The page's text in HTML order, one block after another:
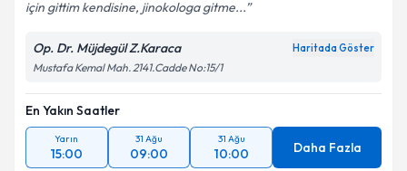
için gittim kendisine, jinokologa gitme...
Op. Dr. Müjdegül Z.Karaca
En Yakın Saatler
Yarın
15:00
31 Ağu
09:00
31 Ağu
10:00 Daha Fazla